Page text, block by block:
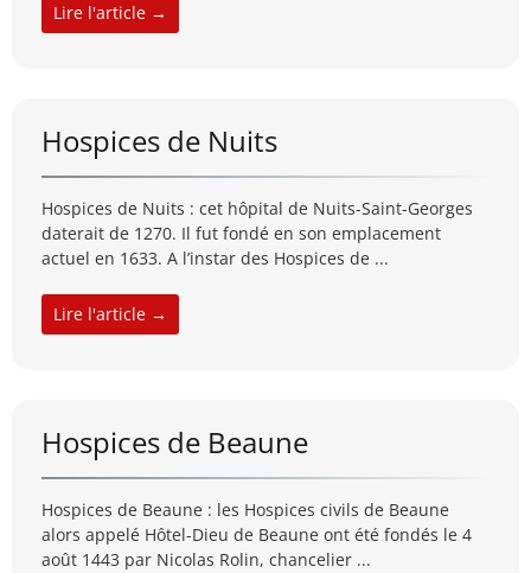
Lire l'article →
Hospices de Nuits
Hospices de Nuits : cet hôpital de Nuits-Saint-Georges
daterait de 1270. Il fut fondé en son emplacement
actuel en 1633. A l’instar des Hospices de ...
Lire l'article →
Hospices de Beaune
Hospices de Beaune : les Hospices civils de Beaune
alors appelé Hôtel-Dieu de Beaune ont été fondés le 4
août 1443 par Nicolas Rolin, chancelier ...